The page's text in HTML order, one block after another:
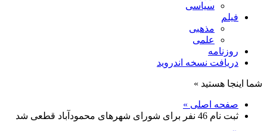
سیاسی
فیلم
مذهبی
علمی
روزنامه
دریافت نسخه اندروید
شما اینجا هستید »
صفحه اصلی »
ثبت نام 46 نفر برای شورای شهرهای محمودآباد قطعی شد